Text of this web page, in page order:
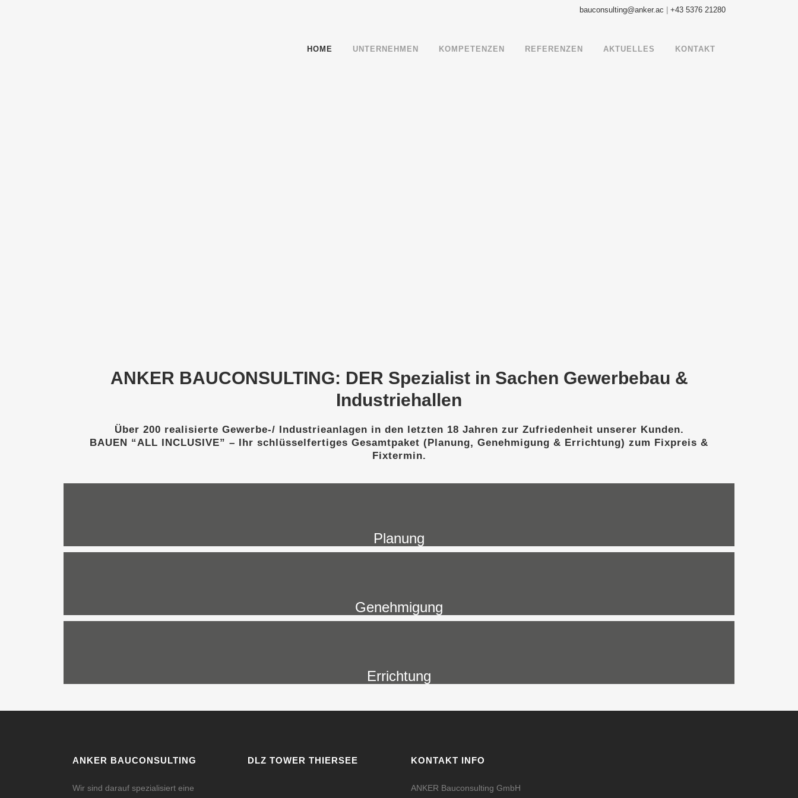
bauconsulting@anker.ac +43 5376 21280
HOME UNTERNEHMEN KOMPETENZEN REFERENZEN AKTUELLES KONTAKT
ANKER BAUCONSULTING: DER Spezialist in Sachen Gewerbebau &
Industriehallen
Über 200 realisierte Gewerbe-/ Industrieanlagen in den letzten 18 Jahren zur Zufriedenheit unserer Kunden.
BAUEN “ALL INCLUSIVE” – Ihr schlüsselfertiges Gesamtpaket (Planung, Genehmigung & Errichtung) zum Fixpreis &
Fixtermin.
Planung
Genehmigung
Errichtung
ANKER BAUCONSULTING
Wir sind darauf spezialisiert eine
DLZ TOWER THIERSEE KONTAKT INFO
ANKER Bauconsulting GmbH